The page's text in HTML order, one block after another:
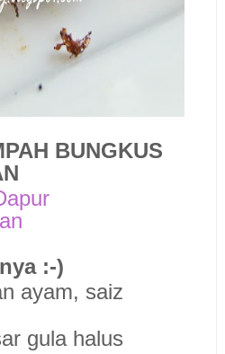
BUNGKUS
:-)
ayam, saiz
gula halus